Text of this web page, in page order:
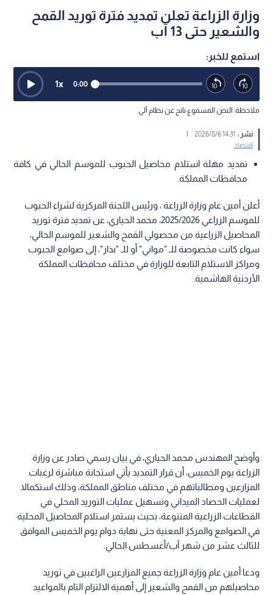
وزارة الزراعة تعلن تمديد فترة توريد القمح
والشعير حتى 13 آب
استمع للخبر:
0:00
1x
ملاحظة: النص المسموع ناتج عن نظام آلي
نشر : 14:31 2026/8/6
|
اقتصاد
تمديد مهلة استلام محاصيل الحبوب للموسم الحالي في كافة
محافظات المملكة.
أعلن أمين عام وزارة الزراعة ، ورئيس اللجنة المركزية لشراء الحبوب
للموسم الزراعي 2025/2026، محمد الحياري، عن تمديد فترة توريد
المحاصيل الزراعية من محصولي القمح والشعير للموسم الحالي،
سواء كانت مخصوصة للـ "مواني" أو للـ "بذار"، إلى صوامع الحبوب
ومراكز الاستلام التابعة للوزارة في مختلف محافظات المملكة
الأردنية الهاشمية.
وأوضح المهندس محمد الحياري، في بيان رسمي صادر عن وزارة
الزراعة يوم الخميس، أن قرار التمديد يأتي استجابة مباشرة لرغبات
المزارعين ومطالباتهم في مختلف مناطق المملكة، وذلك استكمالا
لعمليات الحصاد الميداني وتسهيل عمليات التوريد المحلي في
القطاعات الزراعية المتنوعة، بحيث يستمر استلام المحاصيل المحلية
في الصوامع والمركز المعنية حتى نهاية دوام يوم الخميس الموافق
للثالث عشر من شهر آب/أغسطس الحالي.
ودعا أمين عام وزارة الزراعة جميع المزارعين الراغبين في توريد
محاصيلهم من القمح والشعير إلى أهمية الالتزام التام بالمواعيد